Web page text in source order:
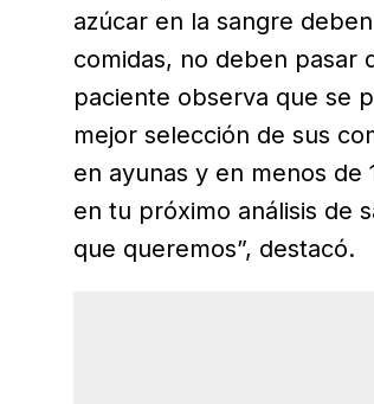
azúcar en la sangre
comidas, no deben pasar
paciente observa que se
mejor selección de sus
en ayunas y en menos de
en tu próximo análisis de
que queremos”, destacó.